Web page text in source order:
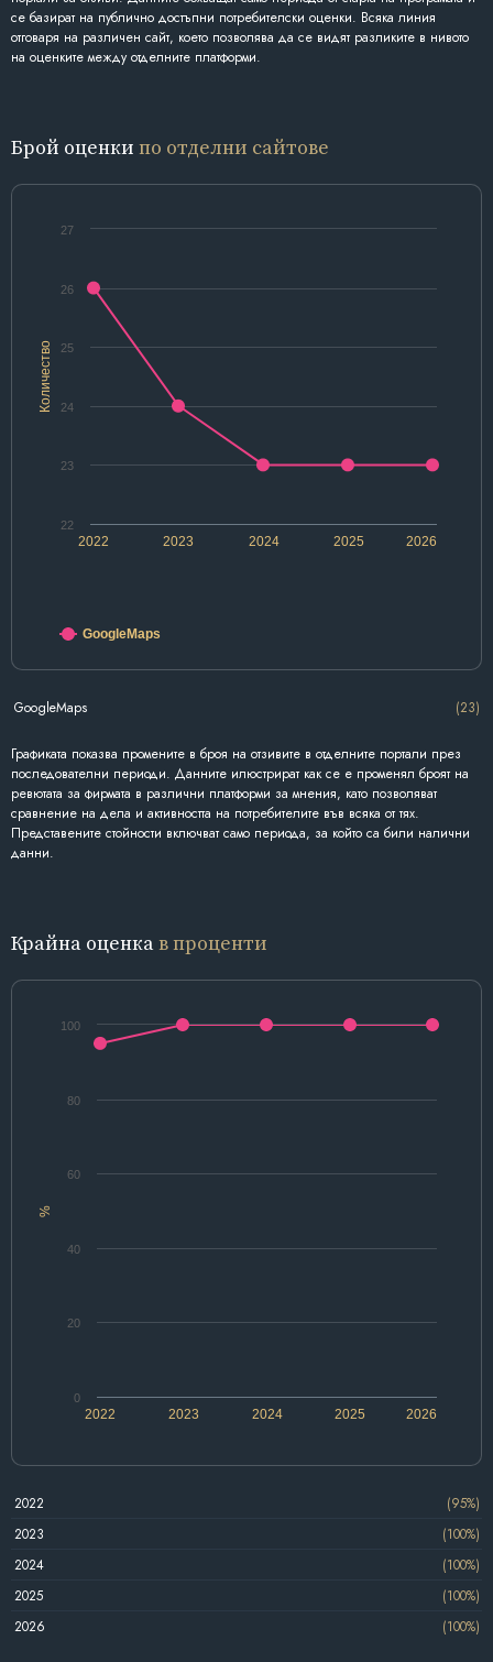
се базират на публично достъпни потребителски оценки. Всяка линия
отговаря на различен сайт, което позволява да се видят разликите в нивото
на оценките между отделните платформи.
Брой оценки по отделни сайтове
Количество
2022 2024 2026
2023 2025
22
23
24
25
26
27
GoogleMaps
GoogleMaps (23)
Графиката показва промените в броя на отзивите в отделните портали през
последователни периоди. Данните илюстрират как се е променял броят на
ревютата за фирмата в различни платформи за мнения, като позволяват
сравнение на дела и активността на потребителите във всяка от тях.
Представените стойности включват само периода, за който са били налични
данни.
Крайна оценкав проценти
%
2022 2024 2026
2023 2025
0
20
40
60
80
100
2022
(95%)
2023
(100%)
2024
(100%)
2025
(100%)
2026
(100%)